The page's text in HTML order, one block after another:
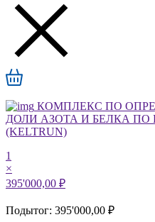
КОМПЛЕКС ПО
ДОЛИ АЗОТА И БЕЛКА ПО
(KELTRUN)
1
×
395'000,00 ₽
Подытог: 395'000,00 ₽